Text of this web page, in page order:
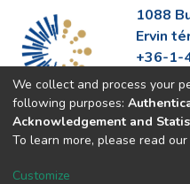
1088
Ervin
+36-1-
https://
We collect and process your
following purposes:
Acknowledgement and
To learn more, please read our
Customize